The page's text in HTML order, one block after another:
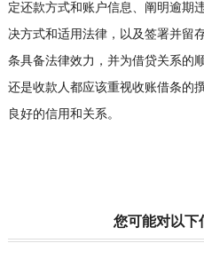
定还款方式和账户信息、阐明逾期
决方式和适用法律，以及签署并留
条具备法律效力，并为借贷关系的
还是收款人都应该重视收账借条的
良好的信用和关系。
您可能对以下